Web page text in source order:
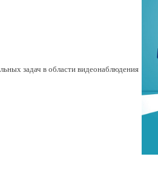
задач в области видеонаблюдения